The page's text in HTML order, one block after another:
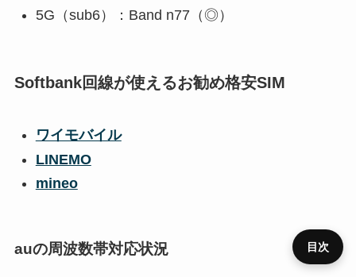
5G（sub6）：Band n77（◎）
Softbank回線が使えるお勧め格安SIM
ワイモバイル
LINEMO
mineo
auの周波数帯対応状況 目次